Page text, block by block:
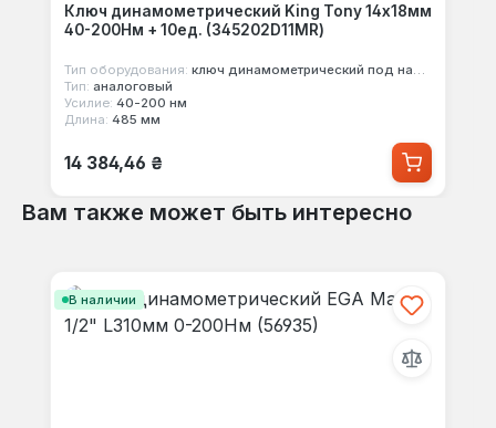
Ключ динамометрический King Tony 14х18мм
40-200Нм + 10ед. (345202D11MR)
Тип оборудования: ключ динамометрический под насадки
Тип: аналоговый
Усилие: 40-200 нм
Длина: 485 мм
Обычная цена:
14 384,46 ₴
Вам также может быть интересно
В наличии